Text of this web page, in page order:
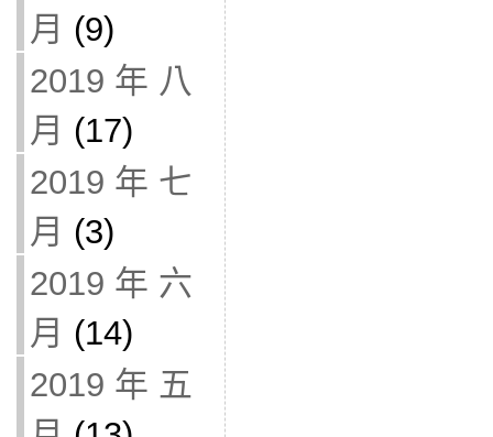
月 (9)
2019 年 八
月 (17)
2019 年 七
月 (3)
2019 年 六
月 (14)
2019 年 五